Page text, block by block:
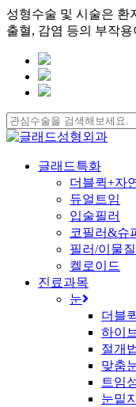
성형수술 및 시술은 환
출혈, 감염 등의 부작
main
content
Close
search
Menu
글래드특화
더블퀵+자
듀얼트임
입술필러
코필러&슈
필러/이물
켈로이드
진료과목
눈
더블
하이
절개
맞춤
트임
눈밑